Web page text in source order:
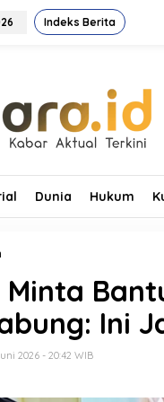
Indeks Berita
Dunia Hukum
r
i
s
n
Minta
Ini
2026 - 20:42 WIB